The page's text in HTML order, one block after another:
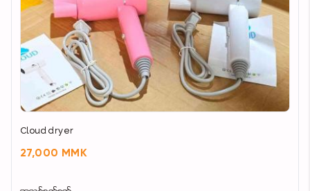
Cloud dryer
27,000 MMK